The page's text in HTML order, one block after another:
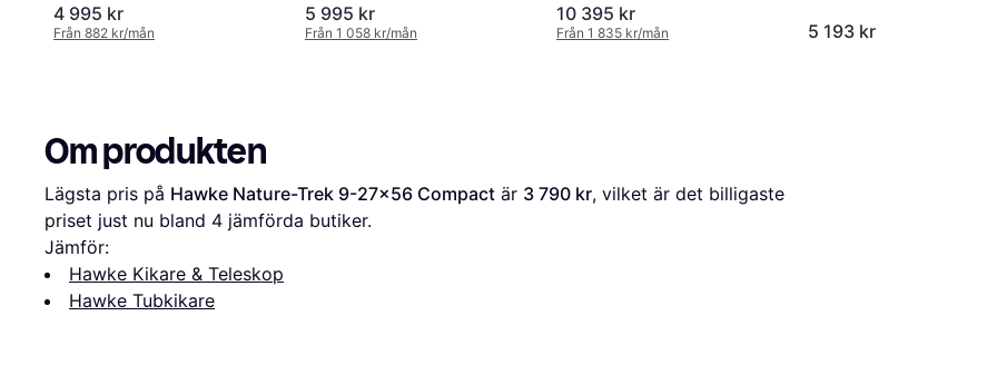
4 995 kr
Från 882 kr/mån
5 995 kr
Från 1 058 kr/mån
10 395 kr
Från 1 835 kr/mån 5 193 kr
Om produkten
Lägsta pris på Hawke Nature-Trek 9-27x56 Compact är 3 790 kr, vilket är det billigaste
priset just nu bland 4 jämförda butiker.
Jämför:
Hawke Kikare & Teleskop
Hawke Tubkikare